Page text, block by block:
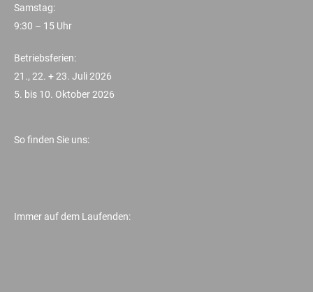
Samstag:
9:30 – 15 Uhr
Betriebsferien:
21., 22. + 23. Juli 2026
5. bis 10. Oktober 2026
So finden Sie uns:
Immer auf dem Laufenden: